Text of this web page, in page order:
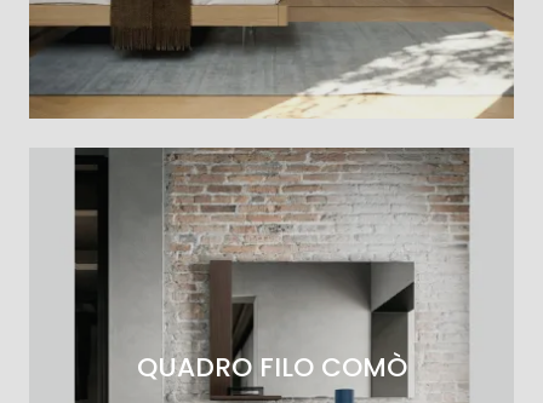
QUADRO FILO COMÒ